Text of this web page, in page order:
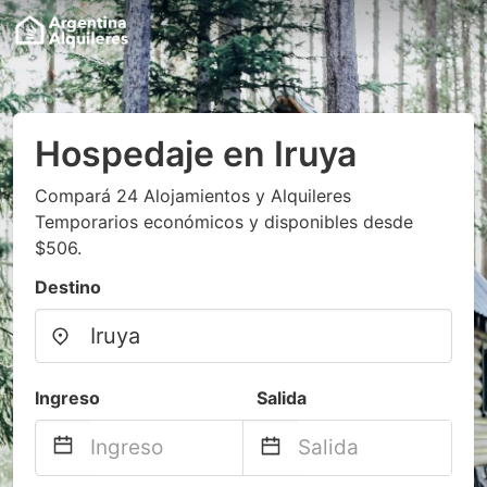
Hospedaje en Iruya
Compará 24 Alojamientos y Alquileres
Temporarios económicos y disponibles desde
$506.
Destino
Ingreso Salida